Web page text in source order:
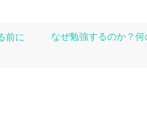
前に
なぜ勉強するのか？